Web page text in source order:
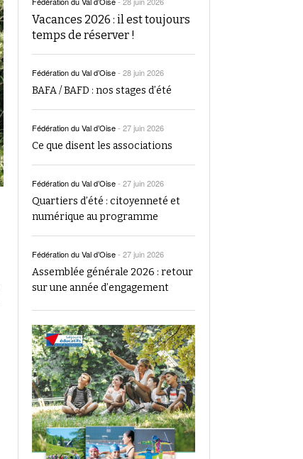
Vacances 2026 : il est toujours
temps de réserver !
Fédération du Val d’Oise- 28 juin 2026
BAFA / BAFD : nos stages d’été
Fédération du Val d’Oise- 27 juin 2026
Ce que disent les associations
Fédération du Val d’Oise- 27 juin 2026
Quartiers d’été : citoyenneté et
numérique au programme
Fédération du Val d’Oise- 27 juin 2026
Assemblée générale 2026 : retour
sur une année d’engagement